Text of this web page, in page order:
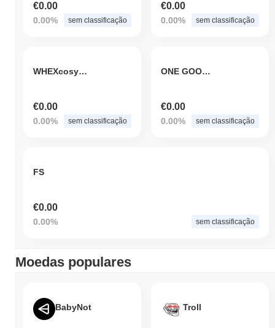
€0.00
0.00% sem classificação
€0.00
0.00% sem classificação
WHEXcosystem DAO
€0.00
0.00% sem classificação
ONE GOOD TOKEN
€0.00
0.00% sem classificação
FS
€0.00
0.00% sem classificação
Moedas populares
BabyNot Troll